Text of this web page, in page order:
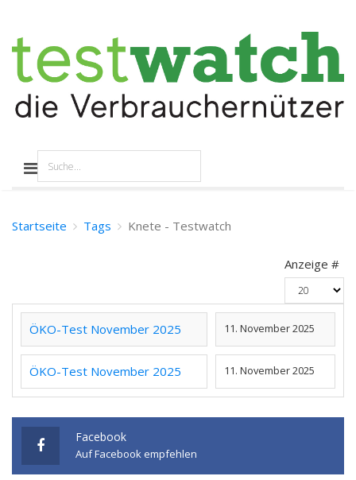
Startseite Tags Knete - Testwatch
Anzeige #
ÖKO-Test November 2025 11. November 2025
ÖKO-Test November 2025 11. November 2025
Facebook
Auf Facebook empfehlen